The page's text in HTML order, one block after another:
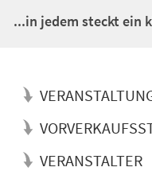
...in jedem steckt ein
VERANSTALTER